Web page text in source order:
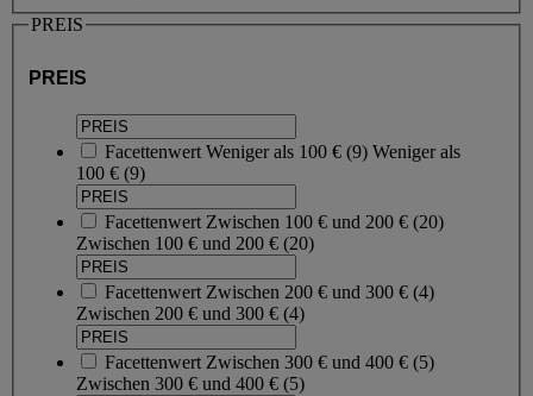
PREIS
PREIS
Facettenwert Weniger als 100 € (9) Weniger als
100 € (9)
Facettenwert Zwischen 100 € und 200 € (20)
Zwischen 100 € und 200 € (20)
Facettenwert Zwischen 200 € und 300 € (4)
Zwischen 200 € und 300 € (4)
Facettenwert Zwischen 300 € und 400 € (5)
Zwischen 300 € und 400 € (5)